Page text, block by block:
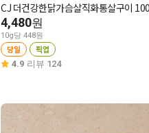
CJ 더건강한닭가슴살직화통살구이
4,480원
10g당 448원
당일 픽업
4.9 리뷰 124